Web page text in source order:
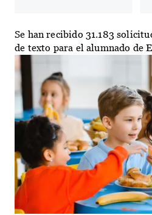
Se han recibido 31.183
de texto para el alumnado de